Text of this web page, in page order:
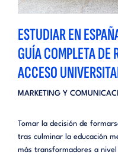
ESTUDIAR EN
GUÍA COMPLETA DE
ACCESO
MARKETING Y
Tomar la decisión de
tras culminar la educación
más transformadores a